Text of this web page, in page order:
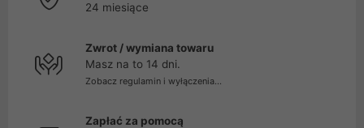
24 miesiące
Zwrot / wymiana towaru
Masz na to 14 dni.
Zobacz regulamin i wyłączenia...
Zapłać za pomocą